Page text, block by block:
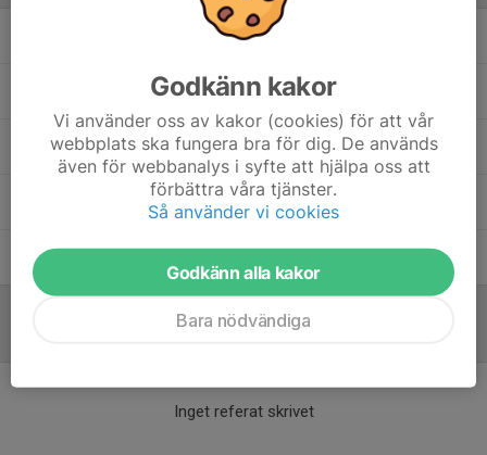
Ledare
Hampus GustafssonNaprapat
Lotta Bringnäs Lagledare +Admin
Mikael ÖhmanHuvudtränare
Inget referat skrivet
Godkänn kakor
Vi använder oss av kakor (cookies) för att vår
webbplats ska fungera bra för dig. De används
även för webbanalys i syfte att hjälpa oss att
förbättra våra tjänster.
Så använder vi cookies
Godkänn alla kakor
Bara nödvändiga